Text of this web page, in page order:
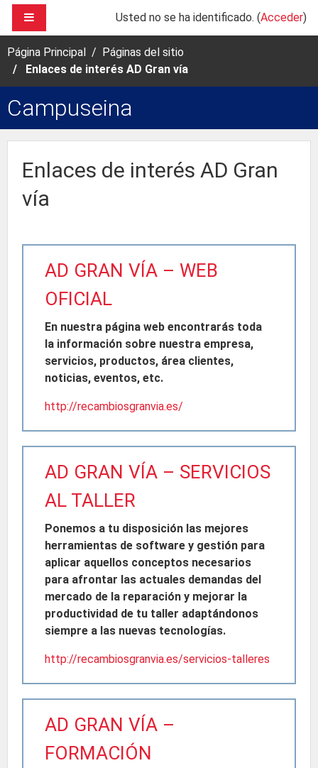
Salta al contenido principal
Usted no se ha identificado. (Acceder)
Página Principal
Páginas del sitio
Enlaces de interés AD Gran vía
Campuseina
Enlaces de interés AD Gran
vía
AD GRAN VÍA – WEB
OFICIAL
En nuestra página web encontrarás toda
la información sobre nuestra empresa,
servicios, productos, área clientes,
noticias, eventos, etc.
http://recambiosgranvia.es/
AD GRAN VÍA – SERVICIOS
AL TALLER
Ponemos a tu disposición las mejores
herramientas de software y gestión para
aplicar aquellos conceptos necesarios
para afrontar las actuales demandas del
mercado de la reparación y mejorar la
productividad de tu taller adaptándonos
siempre a las nuevas tecnologías.
http://recambiosgranvia.es/servicios-talleres
AD GRAN VÍA –
FORMACIÓN